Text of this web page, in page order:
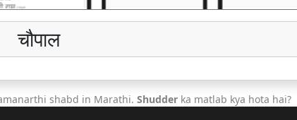
चौपाल
shabd in Marathi. Shudder ka matlab kya hota hai?